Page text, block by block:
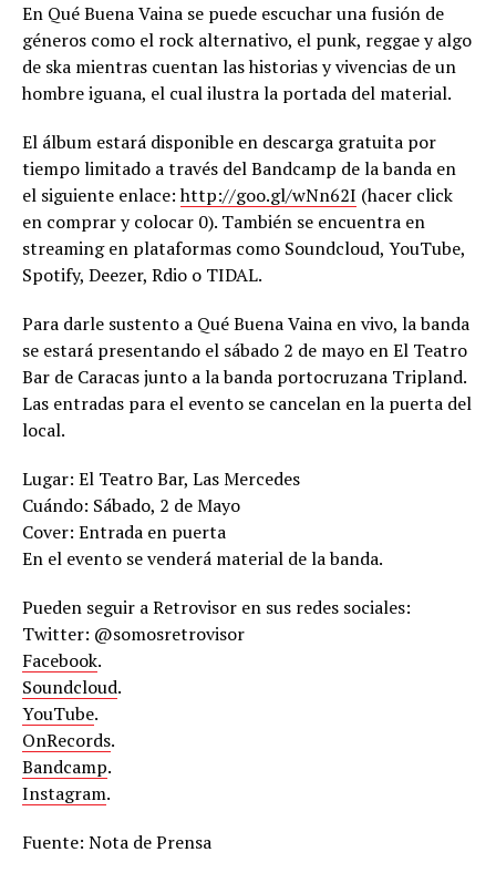
En Qué Buena Vaina se puede escuchar una fusión de
géneros como el rock alternativo, el punk, reggae y algo
de ska mientras cuentan las historias y vivencias de un
hombre iguana, el cual ilustra la portada del material.
El álbum estará disponible en descarga gratuita por
tiempo limitado a través del Bandcamp de la banda en
el siguiente enlace:http://goo.gl/wNn62I (hacer click
en comprar y colocar 0). También se encuentra en
streaming en plataformas como Soundcloud, YouTube,
Spotify, Deezer, Rdio o TIDAL.
Para darle sustento a Qué Buena Vaina en vivo, la banda
se estará presentando el sábado 2 de mayo en El Teatro
Bar de Caracas junto a la banda portocruzana Tripland.
Las entradas para el evento se cancelan en la puerta del
local.
Lugar: El Teatro Bar, Las Mercedes
Cuándo: Sábado, 2 de Mayo
Cover: Entrada en puerta
En el evento se venderá material de la banda.
Pueden seguir a Retrovisor en sus redes sociales:
Twitter: @somosretrovisor
Facebook.
Soundcloud.
YouTube.
OnRecords.
Bandcamp.
Instagram.
Fuente: Nota de Prensa